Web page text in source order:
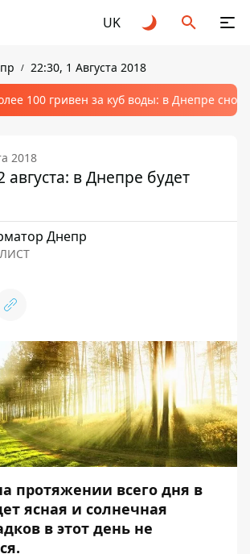
UK
22:30, 1 Августа 2018
100 гривен за куб воды: в Днепре
2018
августа: в Днепре будет
Днепр
протяжении всего дня в
ясная и солнечная
в этот день не